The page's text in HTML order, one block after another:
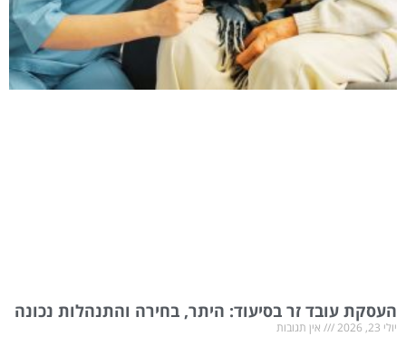
העסקת עובד זר בסיעוד: היתר, בחירה והתנהלות נכונה
יולי 23, 2026 אין תגובות